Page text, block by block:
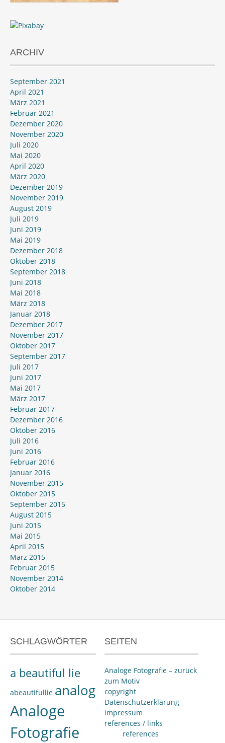
ARCHIV
September 2021
April 2021
März 2021
Februar 2021
Dezember 2020
November 2020
Juli 2020
Mai 2020
April 2020
März 2020
Dezember 2019
November 2019
August 2019
Juli 2019
Juni 2019
Mai 2019
Dezember 2018
Oktober 2018
September 2018
Juni 2018
Mai 2018
März 2018
Januar 2018
Dezember 2017
November 2017
Oktober 2017
September 2017
Juli 2017
Juni 2017
Mai 2017
März 2017
Februar 2017
Dezember 2016
Oktober 2016
Juli 2016
Juni 2016
Februar 2016
Januar 2016
November 2015
Oktober 2015
September 2015
August 2015
Juni 2015
Mai 2015
April 2015
März 2015
Februar 2015
November 2014
Oktober 2014
SCHLAGWÖRTER
a beautiful lie
abeautifullie analog
Analoge
Fotografie
SEITEN
Analoge Fotografie – zurück
zum Motiv
copyright
Datenschutzerklärung
impressum
references / links
references